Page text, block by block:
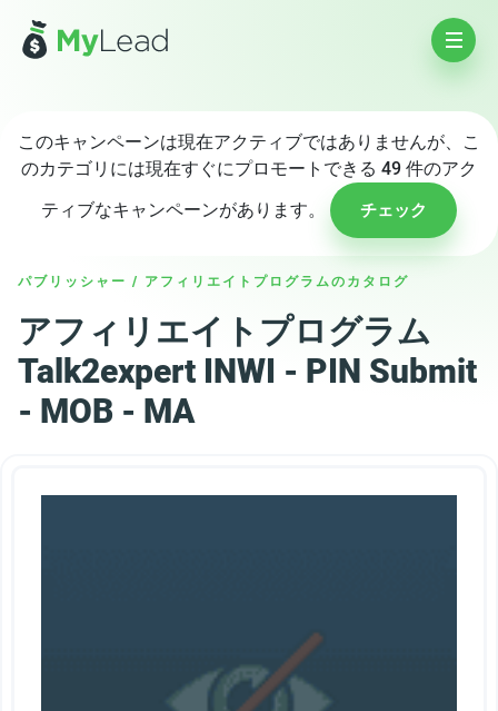
このキャンペーンは現在アクティブではありませんが、こ
のカテゴリには現在すぐにプロモートできる 49 件のアク
ティブなキャンペーンがあります。
チェック
パブリッシャー / アフィリエイトプログラムのカタログ
アフィリエイトプログラム
Talk2expert INWI - PIN Submit
- MOB - MA